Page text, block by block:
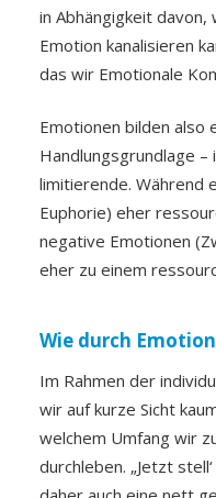
in Abhängigkeit davon,
Emotion kanalisieren
das wir Emotionale
Emotionen bilden also
Handlungsgrundlage –
limitierende. Während
Euphorie) eher
negative Emotionen
eher zu einem
Wie durch
Im Rahmen der
wir auf kurze Sicht
welchem Umfang wir
durchleben. „Jetzt